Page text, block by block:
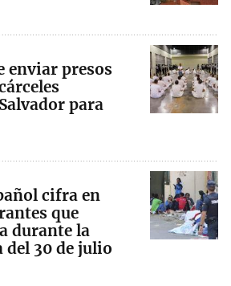
enviar presos
para
cifra en
que
durante la
del 30 de julio